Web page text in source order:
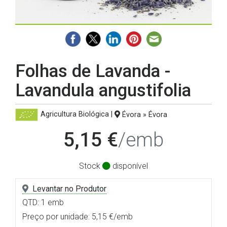
Folhas de Lavanda -
Lavandula angustifolia
Agricultura Biológica| Évora » Évora
5,15 €/emb
Stock disponível
Levantar no Produtor
QTD: 1 emb
Preço por unidade: 5,15 €/emb